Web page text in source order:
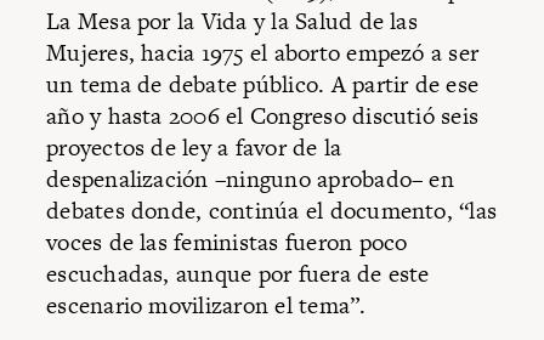
La Mesa por la Vida y la Salud de las
Mujeres, hacia 1975 el aborto empezó a ser
un tema de debate público. A partir de ese
año y hasta 2006 el Congreso discutió seis
proyectos de ley a favor de la
despenalización –ninguno aprobado– en
debates donde, continúa el documento, “las
voces de las feministas fueron poco
escuchadas, aunque por fuera de este
escenario movilizaron el tema”.